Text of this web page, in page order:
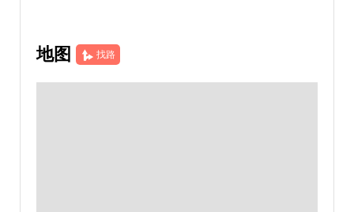
地图 找路